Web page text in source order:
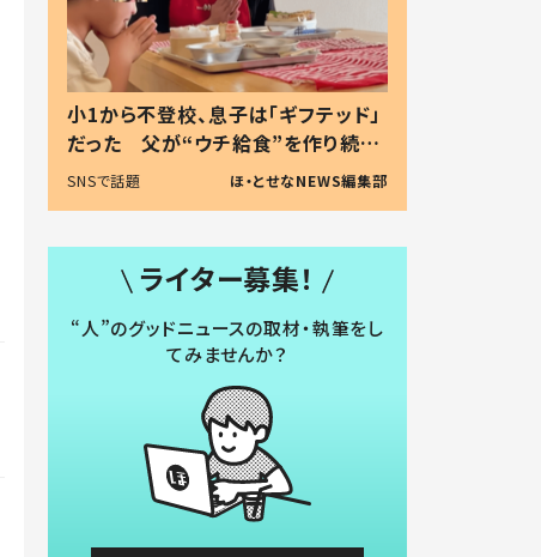
小1から不登校、息子は「ギフテッド」
だった 父が“ウチ給食”を作り続け
る理由とは #令和の親 #令和の子
SNSで話題 ほ・とせなNEWS編集部
ライター募集！
“人”のグッドニュースの取材・執筆をし
てみませんか？